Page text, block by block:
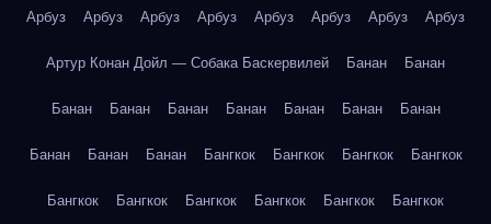
Арбуз Арбуз Арбуз Арбуз Арбуз Арбуз Арбуз Арбуз
Артур Конан Дойл — Собака Баскервилей Банан Банан
Банан Банан Банан Банан Банан Банан Банан
Банан Банан Банан Бангкок Бангкок Бангкок Бангкок
Бангкок Бангкок Бангкок Бангкок Бангкок Бангкок